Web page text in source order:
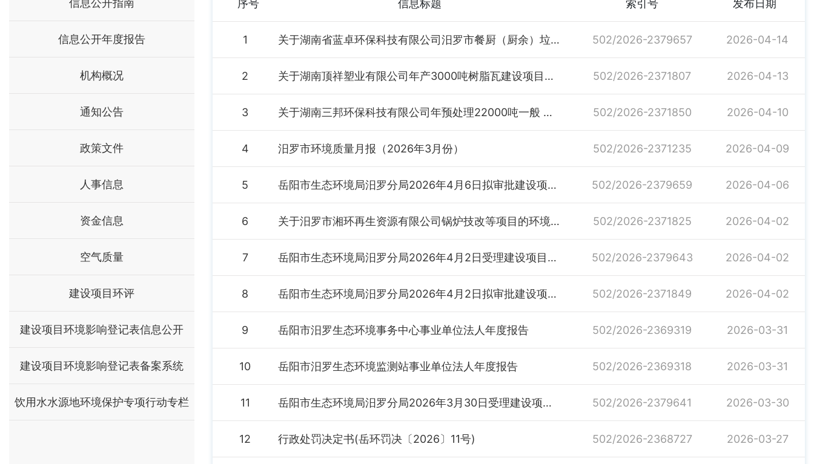
信息公开指南
信息公开年度报告
机构概况
通知公告
政策文件
人事信息
资金信息
空气质量
建设项目环评
建设项目环境影响登记表信息公开
建设项目环境影响登记表备案系统
饮用水水源地环境保护专项行动专栏
序号 信息标题 索引号 发布日期
1 关于湖南省蓝卓环保科技有限公司汨罗市餐厨（厨余）垃圾无害化处理项目环境影响报告表的批复 502/2026-2379657 2026-04-14
2 关于湖南顶祥塑业有限公司年产3000吨树脂瓦建设项目环境影响报告表的批复 502/2026-2371807 2026-04-13
3 关于湖南三邦环保科技有限公司年预处理22000吨一般 工业固体废物掺烧料建设项目环境影响报告表的批复 502/2026-2371850 2026-04-10
4 汨罗市环境质量月报（2026年3月份） 502/2026-2371235 2026-04-09
5 岳阳市生态环境局汨罗分局2026年4月6日拟审批建设项目环境影响评价文件公示 502/2026-2379659 2026-04-06
6 关于汨罗市湘环再生资源有限公司锅炉技改等项目的环境影响报告表的批复 502/2026-2371825 2026-04-02
7 岳阳市生态环境局汨罗分局2026年4月2日受理建设项目环境影响评价文件公示 502/2026-2379643 2026-04-02
8 岳阳市生态环境局汨罗分局2026年4月2日拟审批建设项目环境影响评价文件公示 502/2026-2371849 2026-04-02
9 岳阳市汨罗生态环境事务中心事业单位法人年度报告 502/2026-2369319 2026-03-31
10 岳阳市汨罗生态环境监测站事业单位法人年度报告 502/2026-2369318 2026-03-31
11 岳阳市生态环境局汨罗分局2026年3月30日受理建设项目环境影响评价文件公示 502/2026-2379641 2026-03-30
12 行政处罚决定书(岳环罚决〔2026〕11号) 502/2026-2368727 2026-03-27